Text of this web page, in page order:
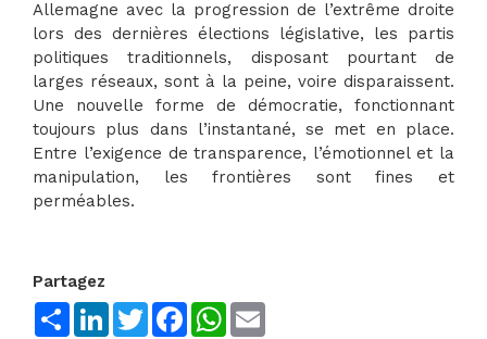
Allemagne avec la progression de l’extrême droite
lors des dernières élections législative, les partis
politiques traditionnels, disposant pourtant de
larges réseaux, sont à la peine, voire disparaissent.
Une nouvelle forme de démocratie, fonctionnant
toujours plus dans l’instantané, se met en place.
Entre l’exigence de transparence, l’émotionnel et la
manipulation, les frontières sont fines et
perméables.
Partagez
ShareLinkedInTwitterFacebookWhatsApp